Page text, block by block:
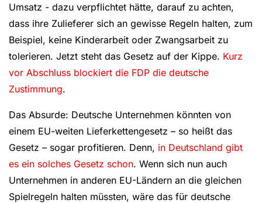
Umsatz - dazu verpflichtet hätte, darauf zu achten,
dass ihre Zulieferer sich an gewisse Regeln halten, zum
Beispiel, keine Kinderarbeit oder Zwangsarbeit zu
tolerieren. Jetzt steht das Gesetz auf der Kippe. Kurz
vor Abschluss blockiert die FDP die deutsche
Zustimmung.
Das Absurde: Deutsche Unternehmen könnten von
einem EU-weiten Lieferkettengesetz – so heißt das
Gesetz – sogar profitieren. Denn, in Deutschland gibt
es ein solches Gesetz schon. Wenn sich nun auch
Unternehmen in anderen EU-Ländern an die gleichen
Spielregeln halten müssten, wäre das für deutsche